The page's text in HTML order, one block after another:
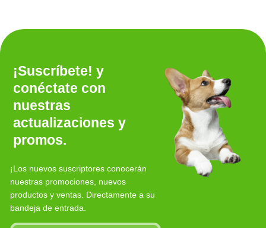
¡Suscríbete! y
conéctate con
nuestras
actualizaciones y
promos.
¡Los nuevos suscriptores conocerán
nuestras promociones, nuevos
productos y ventas. Directamente a su
bandeja de entrada.